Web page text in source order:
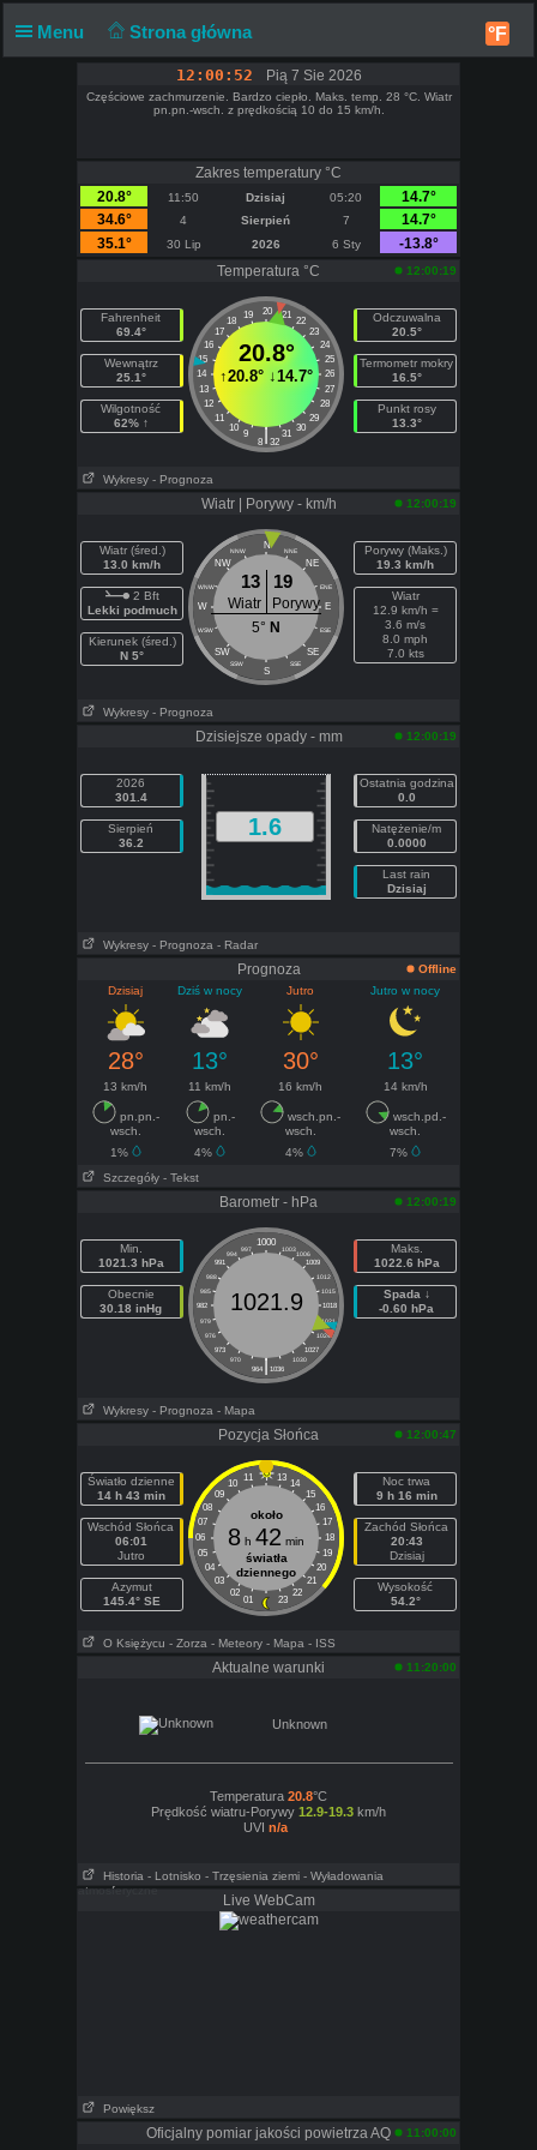
Menu Strona główna °F
12:00:53 Pią 7 Sie 2026
Częściowe zachmurzenie. Bardzo ciepło. Maks. temp. 28 °C. Wiatr
pn.pn.-wsch. z prędkością 10 do 15 km/h.
Zakres temperatury °C
20.8°
11:50 Dzisiaj 05:20
14.7°
34.6°
4 Sierpień 7
14.7°
35.1°
30 Lip 2026 6 Sty
-13.8°
Temperatura °C
12:00:19
Fahrenheit
69.4°
Wewnątrz
25.1°
Wilgotność
62% ↑
20
19 21
18
22
17
23
16
24
15
25
14
26
13
27
12
28
11
29
10
30
9 31
|
8 32
20.8°
↑20.8° ↓14.7°
Odczuwalna
20.5°
Termometr mokry
16.5°
Punkt rosy
13.3°
Wykresy - Prognoza
Wiatr | Porywy - km/h 12:00:19
Wiatr (śred.)
13.0 km/h
2 Bft
Lekki podmuch
Kierunek (śred.)
N 5°
N
NNW NNE
NW NE
WNW ENE
W E
WSW ESE
SW SE
SSW SSE
S
13 19
Wiatr
Porywy
5° N
Porywy (Maks.)
19.3 km/h
Wiatr
12.9 km/h =
3.6 m/s
8.0 mph
7.0 kts
Wykresy - Prognoza
Dzisiejsze opady - mm 12:00:19
2026
301.4
Sierpień
36.2
1.6
Ostatnia godzina
0.0
Natężenie/m
0.0000
Last rain
Dzisiaj
Wykresy - Prognoza - Radar
Prognoza
Offline
Dzisiaj
Dziś w nocy Jutro Jutro w nocy
28° 13° 30° 13°
13 km/h 11 km/h 16 km/h 14 km/h
pn.pn.-
wsch.
pn.-
wsch.
wsch.pn.-
wsch.
wsch.pd.-
wsch.
1%
4% 4%
7%
Szczegóły - Tekst
Barometr - hPa 12:00:19
Min.
1021.3 hPa
Obecnie
30.18 inHg
1000
997 1003
994
1006
991
1009
988
1012
985
1015
982
1018
979
1021
976
1024
973
1027
970
1030
|
964 1036
1021.9
Maks.
1022.6 hPa
Spada ↓
-0.60 hPa
Wykresy - Prognoza - Mapa
Pozycja Słońca 12:00:47
Światło dzienne
14 h 43 min
Wschód Słońca
06:01
Jutro
Azymut
145.4° SE
11 13
10
14
09
15
08
16
07
17
06
18
05
19
04
20
03
21
02
22
01 23
około
8 h 42 min
światła
dziennego
Noc trwa
9 h 16 min
Zachód Słońca
20:43
Dzisiaj
Wysokość
54.2°
O Księżycu - Zorza - Meteory - Mapa - ISS
Aktualne warunki 11:20:00
Unknown
Temperatura 20.8°C
Prędkość wiatru-Porywy 12.9-19.3 km/h
UVI n/a
Historia - Lotnisko - Trzęsienia ziemi - Wyładowania
atmosferyczne
Live WebCam
Powiększ
Oficjalny pomiar jakości powietrza AQ 11:00:00